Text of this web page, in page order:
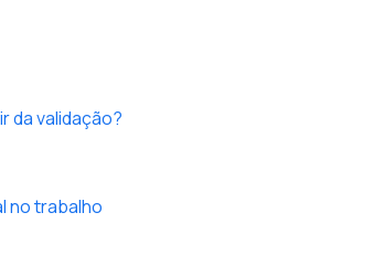
da validação?
no trabalho